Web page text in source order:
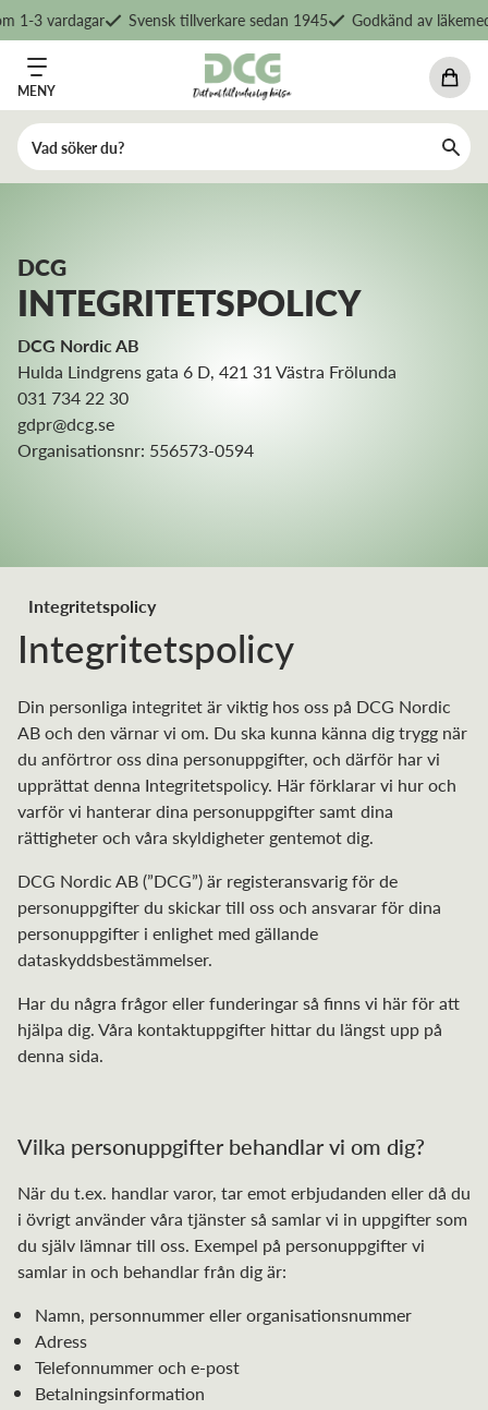
vardagar Svensk tillverkare sedan 1945 Godkänd av
MENY
DCG
INTEGRITETSPOLICY
DCG Nordic AB
Hulda Lindgrens gata 6 D, 421 31 Västra Frölunda
031 734 22 30
gdpr@dcg.se
Organisationsnr: 556573-0594
Integritetspolicy
Integritetspolicy
Din personliga integritet är viktig hos oss på DCG Nordic
AB och den värnar vi om. Du ska kunna känna dig trygg när
du anförtror oss dina personuppgifter, och därför har vi
upprättat denna Integritetspolicy. Här förklarar vi hur och
varför vi hanterar dina personuppgifter samt dina
rättigheter och våra skyldigheter gentemot dig.
DCG Nordic AB (”DCG”) är registeransvarig för de
personuppgifter du skickar till oss och ansvarar för dina
personuppgifter i enlighet med gällande
dataskyddsbestämmelser.
Har du några frågor eller funderingar så finns vi här för att
hjälpa dig. Våra kontaktuppgifter hittar du längst upp på
denna sida.
Vilka personuppgifter behandlar vi om dig?
När du t.ex. handlar varor, tar emot erbjudanden eller då du
i övrigt använder våra tjänster så samlar vi in uppgifter som
du själv lämnar till oss. Exempel på personuppgifter vi
samlar in och behandlar från dig är:
Namn, personnummer eller organisationsnummer
Adress
Telefonnummer och e-post
Betalningsinformation